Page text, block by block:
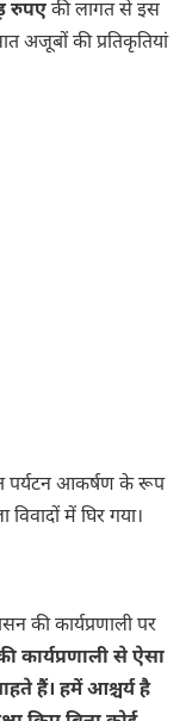
रुपएकी लागत से इस
अजूबों की प्रतिकृतियां
पर्यटन आकर्षण के रूप
में घिर गया।
की कार्यप्रणाली पर
कार्यप्रणाली से ऐसा
हैं। हमें आश्चर्य है